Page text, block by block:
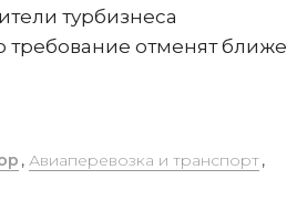
турбизнеса
требование отменят ближе
, Авиаперевозка и транспорт,